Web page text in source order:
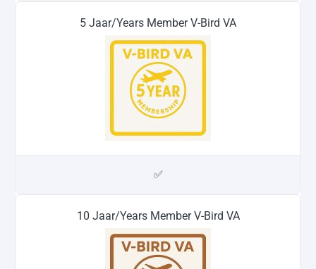
5 Jaar/Years Member V-Bird VA
✅
10 Jaar/Years Member V-Bird VA